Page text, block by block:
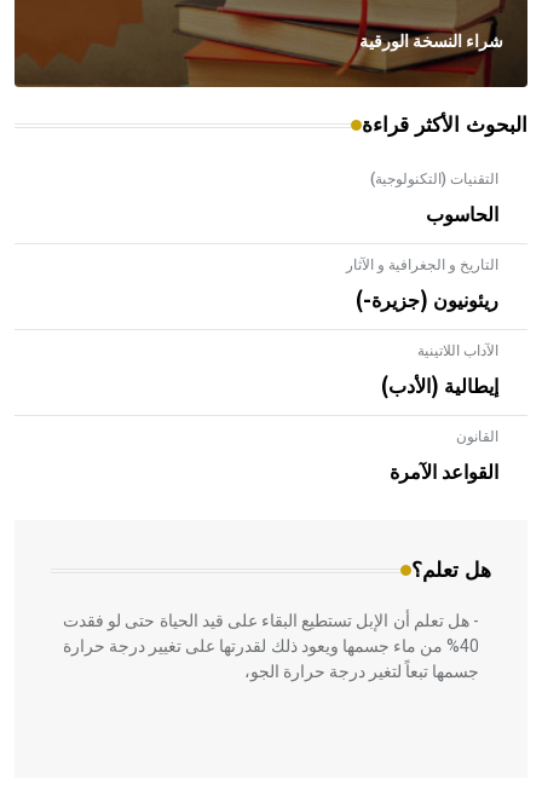
شراء النسخة الورقية
البحوث الأكثر قراءة
التقنيات (التكنولوجية)
الحاسوب
التاريخ و الجغرافية و الآثار
ريئونيون (جزيرة-)
الآداب اللاتينية
إيطالية (الأدب)
القانون
القواعد الآمرة
هل تعلم؟
- هل تعلم أن الأبلق نوع من الفنون الهندسية التي ارتبطت
بالعمارة الإسلامية في بلاد الشام ومصر خاصة، حيث يحرص
المعمار على بناء مداميكه وخاصة في الواجهات
- هل تعلم أن الإبل تستطيع البقاء على قيد الحياة حتى لو فقدت
40% من ماء جسمها ويعود ذلك لقدرتها على تغيير درجة حرارة
جسمها تبعاً لتغير درجة حرارة الجو،